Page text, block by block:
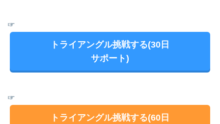
☞
トライアングル挑戦する(30日
サポート)
☞
トライアングル挑戦する(60日